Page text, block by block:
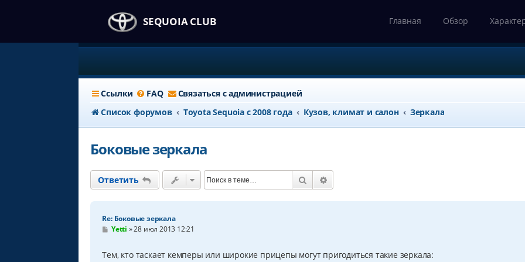
SEQUOIA CLUB Главная Обзор
Ссылки FAQ Связаться с администрацией
Список форумов
Тоyota Sequoia c 2008 года Кузов, климат и салон Зеркала
Боковые зеркала
Ответить Поиск
Re: Боковые зеркала
С
б
Yetti »28 июл 2013 12:21
Тем, кто таскает кемперы или широкие прицепы могут пригодиться такие зеркала: